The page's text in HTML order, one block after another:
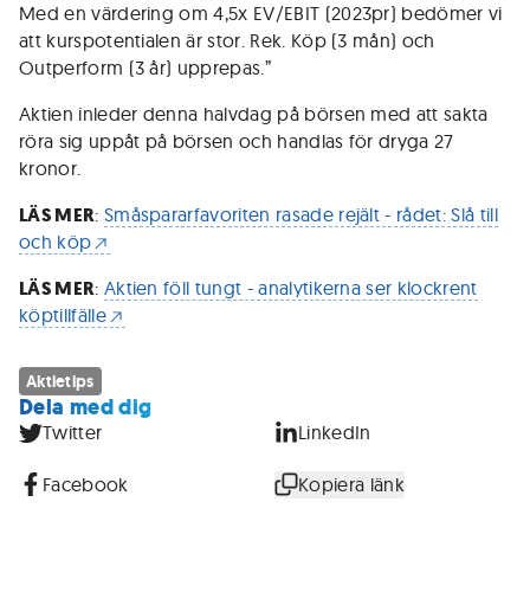
Med en värdering om 4,5x EV/EBIT (2023pr) bedömer vi
att kurspotentialen är stor. Rek. Köp (3 mån) och
Outperform (3 år) upprepas.”
Aktien inleder denna halvdag på börsen med att sakta
röra sig uppåt på börsen och handlas för dryga 27
kronor.
LÄS MER: Småspararfavoriten rasade rejält - rådet: Slå till
och köp
LÄS MER: Aktien föll tungt - analytikerna ser klockrent
köptillfälle
Aktietips
Dela med dig
Twitter LinkedIn
Facebook Kopiera länk